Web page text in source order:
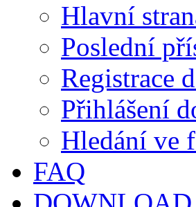
Hlavní
Poslední
Registrace
Přihlášení
Hledání ve
FAQ